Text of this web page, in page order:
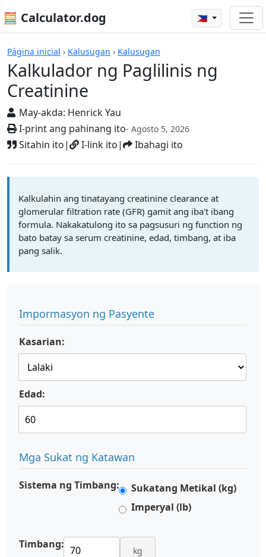
🧮 Calculator.dog 🇵🇭
Página inicial › Kalusugan › Kalusugan
Kalkulador ng Paglilinis ng
Creatinine
May-akda: Henrick Yau
I-print ang pahinang ito- Agosto 5, 2026
Sitahin ito| I-link ito| Ibahagi ito
Mga Kalkulador
Kalkulahin ang tinatayang creatinine clearance at
glomerular filtration rate (GFR) gamit ang iba't ibang
formula. Nakakatulong ito sa pagsusuri ng function ng
bato batay sa serum creatinine, edad, timbang, at iba
pang salik.
Impormasyon ng Pasyente
Kasarian:
Edad:
Mga Sukat ng Katawan
Sistema ng Timbang:
Sukatang Metikal (kg)
Imperyal (lb)
Timbang: kg